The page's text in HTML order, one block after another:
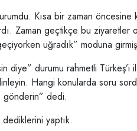
Kısa bir zaman öncesine
Zaman geçtikçe bu ziyaretler
uğradık” moduna
diye” durumu rahmetli Türkeş’i
Hangi konularda soru
gönderin” dedi.
yaptık.